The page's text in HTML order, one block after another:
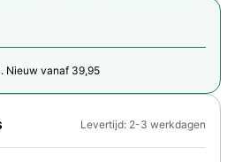
Nieuw vanaf 39,95
Levertijd: 2-3 werkdagen